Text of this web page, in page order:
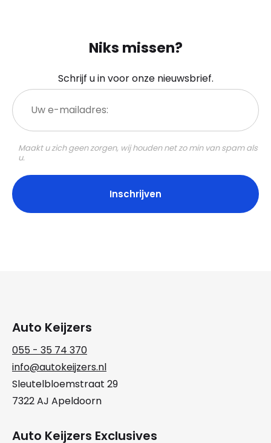
Niks missen?
Schrijf u in voor onze nieuwsbrief.
Uw
e-
mailadres:
Maakt u zich geen zorgen, wij houden net zo min van spam als
u.
Auto Keijzers
055 - 35 74 370
info@autokeijzers.nl
Sleutelbloemstraat 29
7322 AJ Apeldoorn
Auto Keijzers Exclusives